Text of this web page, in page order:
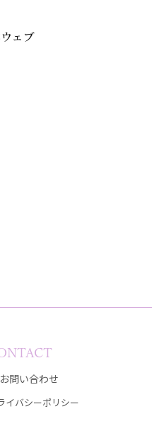
ェブ
お問い合わせ
イバシーポリシー